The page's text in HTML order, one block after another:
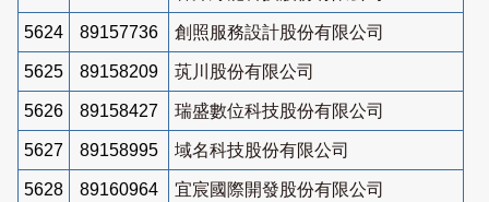
5624 89157736 創照服務設計股份有限公司
5625 89158209 茿川股份有限公司
5626 89158427 瑞盛數位科技股份有限公司
5627 89158995 域名科技股份有限公司
5628 89160964 宜宸國際開發股份有限公司